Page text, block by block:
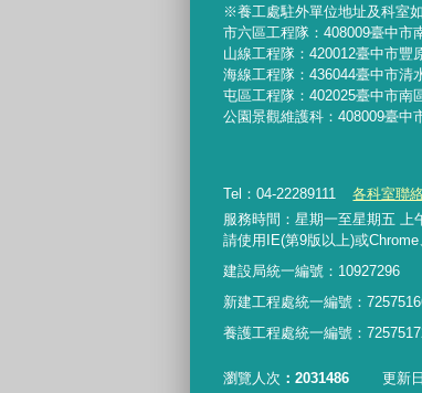
※養工處駐外單位地址及科室
市六區工程隊：408009臺中市
山線工程隊：420012臺中市豐
海線工程隊：436044臺中市清
屯區工程隊：402025臺中市南
公園景觀維護科：408009臺中
Tel：04-22289111 各科室聯
服務時間：星期一至星期五 上
請使用IE(第9版以上)或
建設局統一編號：10927296
新建工程處統一編號 ：
養護工程處統一編號 ：
瀏覽人次 2031486 更新